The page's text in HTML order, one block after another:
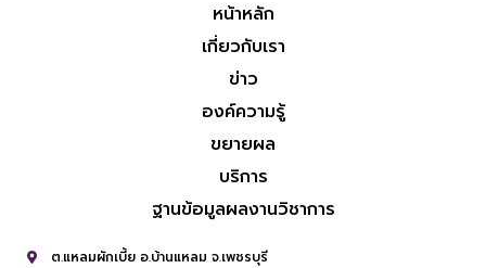
หน้าหลัก
เกี่ยวกับเรา
ข่าว
องค์ความรู้
ขยายผล
บริการ
ฐานข้อมูลผลงานวิชาการ
ต.แหลมผักเบี้ย อ.บ้านแหลม จ.เพชรบุรี